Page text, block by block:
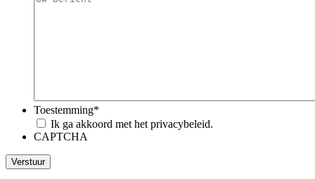
Toestemming*
Ik ga akkoord met het privacybeleid.
CAPTCHA